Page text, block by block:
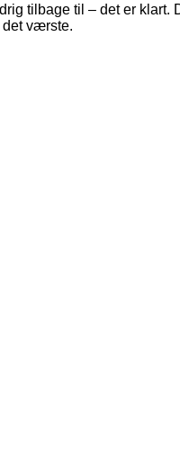
tilbage til – det er
det værste.